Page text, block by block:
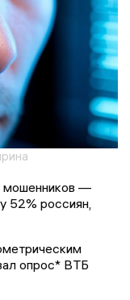
мошенников —
52% россиян,
опрос* ВТБ